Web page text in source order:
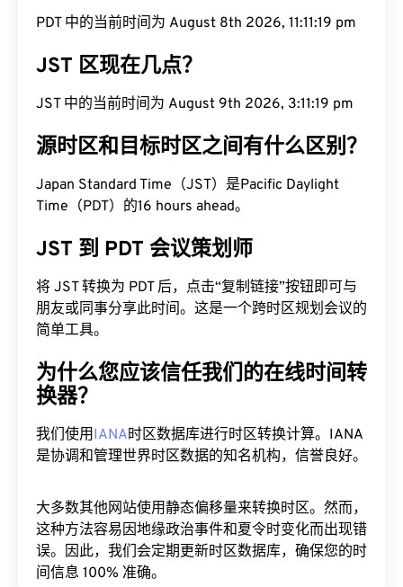
PDT 中的当前时间为 August 8th 2026, 11:11:20 pm
JST 区现在几点？
JST 中的当前时间为 August 9th 2026, 3:11:20 pm
源时区和目标时区之间有什么区别？
Japan Standard Time（JST）是Pacific Daylight
Time（PDT）的16 hours ahead。
JST 到 PDT 会议策划师
将 JST 转换为 PDT 后，点击“复制链接”按钮即可与
朋友或同事分享此时间。这是一个跨时区规划会议的
简单工具。
为什么您应该信任我们的在线时间转
换器？
我们使用IANA时区数据库进行时区转换计算。IANA
是协调和管理世界时区数据的知名机构，信誉良好。
大多数其他网站使用静态偏移量来转换时区。然而，
这种方法容易因地缘政治事件和夏令时变化而出现错
误。因此，我们会定期更新时区数据库，确保您的时
间信息 100% 准确。